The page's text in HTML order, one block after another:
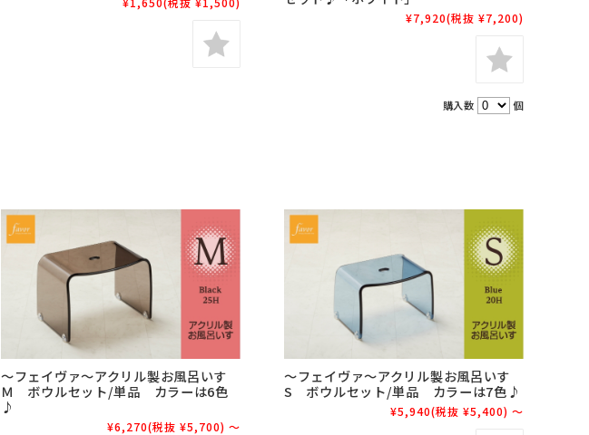
¥7,920(税抜 ¥7,200)
購入数 個
～フェイヴァ～アクリル製お風呂いす
Ｍ ボウルセット/単品 カラーは6色
♪
¥6,270(税抜 ¥5,700) ～
～フェイヴァ～アクリル製お風呂いす
S ボウルセット/単品 カラーは7色♪
¥5,940(税抜 ¥5,400) ～